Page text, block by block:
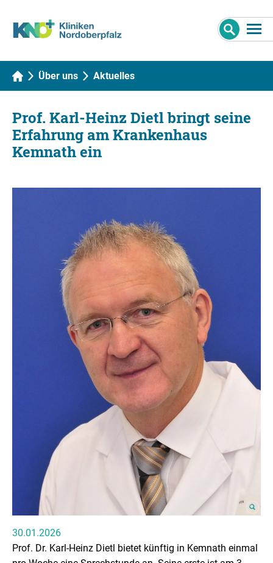
Über uns Aktuelles
Prof. Karl-Heinz Dietl bringt seine
Erfahrung am Krankenhaus
Kemnath ein
30.01.2026
Prof. Dr. Karl-Heinz Dietl bietet künftig in Kemnath einmal